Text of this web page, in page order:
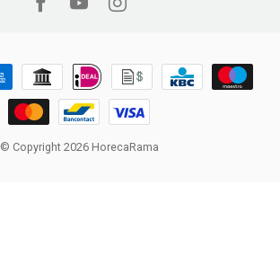
© Copyright 2026 HorecaRama